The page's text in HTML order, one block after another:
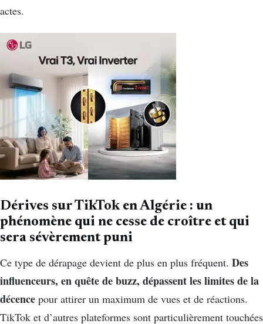
actes.
Dérives sur TikTok en Algérie : un
phénomène qui ne cesse de croître et qui
sera sévèrement puni
Ce type de dérapage devient de plus en plus fréquent. Des
influenceurs, en quête de buzz, dépassent les limites de la
décence pour attirer un maximum de vues et de réactions.
TikTok et d’autres plateformes sont particulièrement touchées